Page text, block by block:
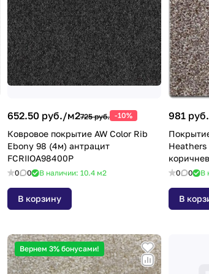
652.50 руб./м2725 руб. -10%
Ковровое покрытие AW Color Rib
Ebony 98 (4м) антрацит
FCRIIOA98400P
0 0 В наличии: 10.4 м2
В корзину
981
Heathers
0 0 В
В
Вернем 3% бонусами!